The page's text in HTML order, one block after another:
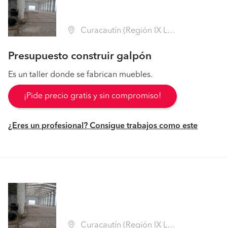
Curacautín (Región IX La Araucanía - Malleco)
Presupuesto construir galpón
Es un taller donde se fabrican muebles.
¡Pide precio gratis y sin compromiso!
¿Eres un profesional? Consigue trabajos como este
Curacautín (Región IX La Araucanía - Malleco)